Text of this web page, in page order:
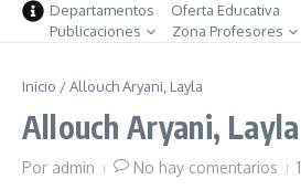
Departamentos
Oferta Educativa
Publicaciones
Zona Profesores
Inicio /Allouch Aryani, Layla
Allouch Aryani, Layla
Por admin No hay comentarios